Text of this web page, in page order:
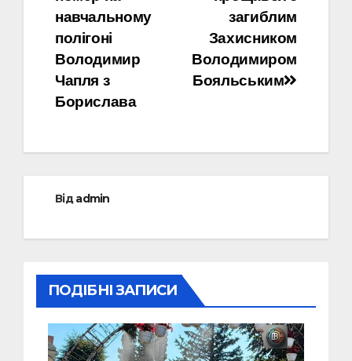
записів
загиблим
Захисником
Володимиром
Бояльським
навчальному
полігоні
Володимир
Чапля з
Борислава
Відadmin
ПОДІБНІ ЗАПИСИ